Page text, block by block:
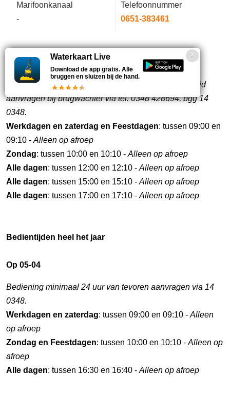
Marifoonkanaal
-
Telefoonnummer
0651-383461
Bedientijden deze week
Alleen op afroep. Bediening minimaal 1 uur voor de tijd
aanvragen bij brugwachter via tel. 0348 428694, bgg 14
0348.
Werkdagen en zaterdag en Feestdagen: tussen 09:00 en
09:10 - Alleen op afroep
Zondag: tussen 10:00 en 10:10 - Alleen op afroep
Alle dagen: tussen 12:00 en 12:10 - Alleen op afroep
Alle dagen: tussen 15:00 en 15:10 - Alleen op afroep
Alle dagen: tussen 17:00 en 17:10 - Alleen op afroep
Bedientijden heel het jaar
Op 05-04
Bediening minimaal 24 uur van tevoren aanvragen via 14
0348.
Werkdagen en zaterdag: tussen 09:00 en 09:10 - Alleen
op afroep
Zondag en Feestdagen: tussen 10:00 en 10:10 - Alleen op
afroep
Alle dagen: tussen 16:30 en 16:40 - Alleen op afroep
Waterkaart Live
Download de app gratis. Alle
bruggen en sluizen bij de hand.